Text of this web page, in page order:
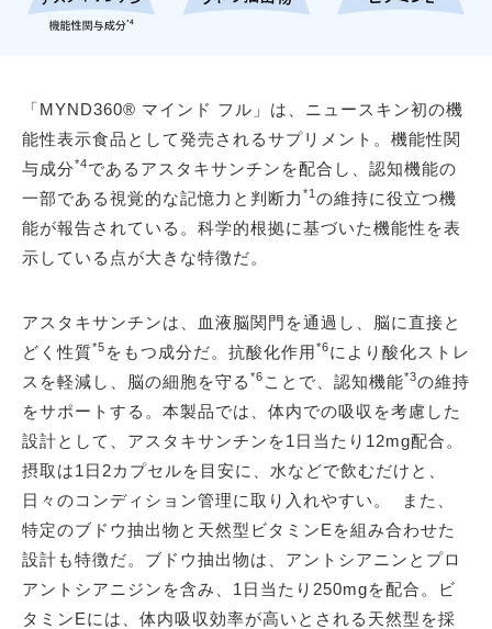
「MYND360® マインド フル」は、ニュースキン初の機
能性表示食品として発売されるサプリメント。機能性関
与成分*4であるアスタキサンチンを配合し、認知機能の
一部である視覚的な記憶力と判断力 *1 の維持に役立つ機
能が報告されている。科学的根拠に基づいた機能性を表
示している点が大きな特徴だ。
アスタキサンチンは、血液脳関門を通過し、脳に直接と
どく性質*5 をもつ成分だ。抗酸化作用*6により酸化ストレ
スを軽減し、脳の細胞を守る *6 ことで、認知機能*3の維持
をサポートする。本製品では、体内での吸収を考慮した
設計として、アスタキサンチンを1日当たり12mg配合。
摂取は1日2カプセルを目安に、水などで飲むだけと、
日々のコンディション管理に取り入れやすい。 また、
特定のブドウ抽出物と天然型ビタミンEを組み合わせた
設計も特徴だ。ブドウ抽出物は、アントシアニンとプロ
アントシアニジンを含み、1日当たり250mgを配合。ビ
タミンEには、体内吸収効率が高いとされる天然型を採